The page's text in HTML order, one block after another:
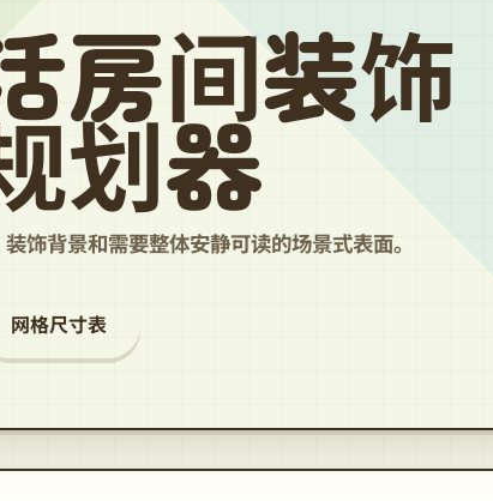
房间装饰
划器
饰背景和需要整体安静可读的场景式表面。
网格尺寸表